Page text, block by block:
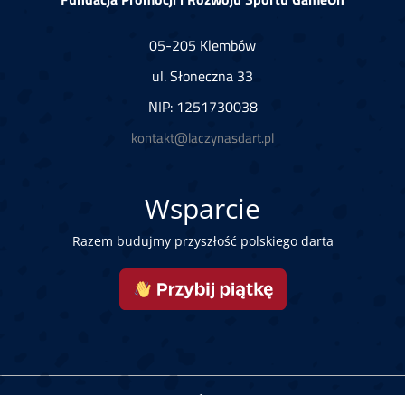
05-205 Klembów
ul. Słoneczna 33
NIP: 1251730038
kontakt@laczynasdart.pl
Wsparcie
Razem budujmy przyszłość polskiego darta